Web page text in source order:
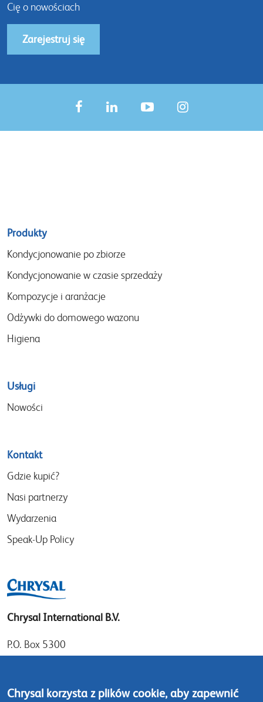
Cię o nowościach
Zarejestruj się
Sitemap
menu
Produkty
Kondycjonowanie po zbiorze
Kondycjonowanie w czasie sprzedaży
Kompozycje i aranżacje
Odżywki do domowego wazonu
Higiena
Usługi
Nowości
Kontakt
Gdzie kupić?
Nasi partnerzy
Wydarzenia
Speak-Up Policy
Chrysal International B.V.
P.O. Box 5300
1411 DD Naarden
Chrysal korzysta z plików cookie, aby zapewnić